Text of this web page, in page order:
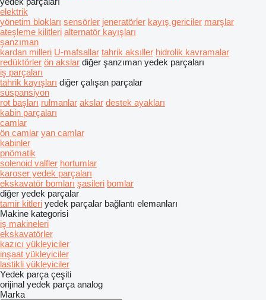
elektrik
yönetim blokları sensörler jeneratörler kayış gericiler marşlar
ateşleme kilitleri alternatör kayışları
şanzıman
kardan milleri U-mafsallar tahrik aksıller hidrolik kavramalar
redüktörler ön akslar diğer şanzıman yedek parçaları
iş parçaları
tahrik kayışları diğer çalışan parçalar
süspansiyon
rot başları rulmanlar akslar destek ayakları
kabin parçaları
camlar
ön camlar yan camlar
kabinler
pnömatik
solenoid valfler hortumlar
karoser yedek parçaları
ekskavatör bomları şasileri bomlar
diğer yedek parçalar
tamir kitleri yedek parçalar bağlantı elemanları
Makine kategorisi
iş makineleri
ekskavatörler
kazıcı yükleyiciler
inşaat yükleyiciler
lastikli yükleyiciler
Yedek parça çeşiti
orijinal yedek parça analog
Marka